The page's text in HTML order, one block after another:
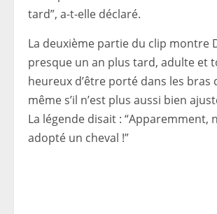
tard”, a-t-elle déclaré.
La deuxième partie du clip montre
presque un an plus tard, adulte et
heureux d’être porté dans les bras
même s’il n’est plus aussi bien
La légende disait : “Apparemment,
adopté un cheval !”